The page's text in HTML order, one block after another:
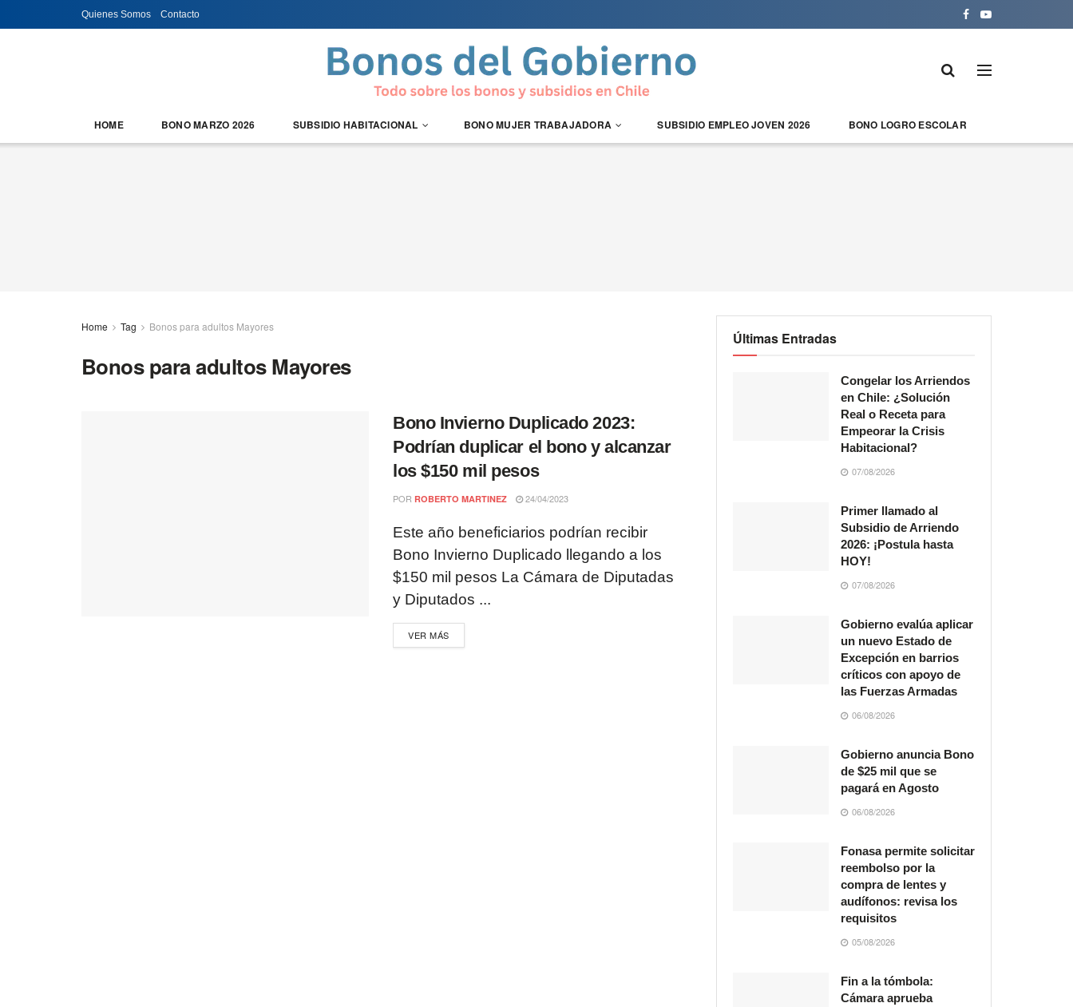
Quienes Somos Contacto
HOME BONO MARZO 2026 SUBSIDIO HABITACIONAL BONO MUJER TRABAJADORA SUBSIDIO EMPLEO JOVEN 2026 BONO LOGRO ESCOLAR
Home Tag Bonos para adultos Mayores
Bonos para adultos Mayores
Bono Invierno Duplicado 2023:
Podrían duplicar el bono y alcanzar
los $150 mil pesos
POR ROBERTO MARTINEZ 24/04/2023
Este año beneficiarios podrían recibir
Bono Invierno Duplicado llegando a los
$150 mil pesos La Cámara de Diputadas
y Diputados ...
VER MÁS
Últimas Entradas
Congelar los Arriendos
en Chile: ¿Solución
Real o Receta para
Empeorar la Crisis
Habitacional?
07/08/2026
Primer llamado al
Subsidio de Arriendo
2026: ¡Postula hasta
HOY!
07/08/2026
Gobierno evalúa aplicar
un nuevo Estado de
Excepción en barrios
críticos con apoyo de
las Fuerzas Armadas
06/08/2026
Gobierno anuncia Bono
de $25 mil que se
pagará en Agosto
06/08/2026
Fonasa permite solicitar
reembolso por la
compra de lentes y
audífonos: revisa los
requisitos
05/08/2026
Fin a la tómbola:
Cámara aprueba